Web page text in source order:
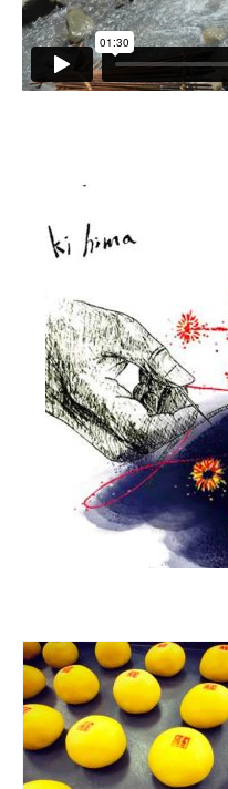
媒體上的小林
誰是大武壠族
民族植物
風味飲食
歌舞文化
歡迎來部落
旅遊資訊
部落美食
原民文創